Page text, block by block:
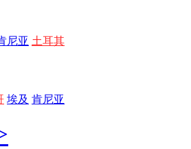
尼亚 土耳其
埃及 肯尼亚